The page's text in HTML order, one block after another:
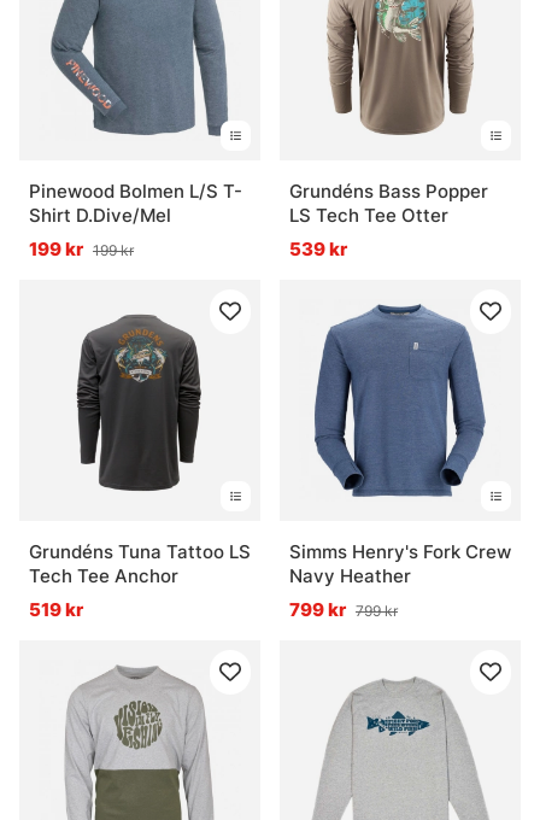
Pinewood Bolmen L/S T-
Shirt D.Dive/Mel
199 kr 199 kr
Grundéns Bass Popper
LS Tech Tee Otter
539 kr
Grundéns Tuna Tattoo LS
Tech Tee Anchor
519 kr
Simms Henry's Fork Crew
Navy Heather
799 kr 799 kr